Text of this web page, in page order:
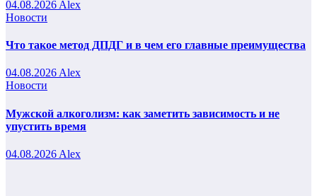
04.08.2026 Alex
Новости
Что такое метод ДПДГ и в чем его главные преимущества
04.08.2026 Alex
Новости
Мужской алкоголизм: как заметить зависимость и не
упустить время
04.08.2026 Alex